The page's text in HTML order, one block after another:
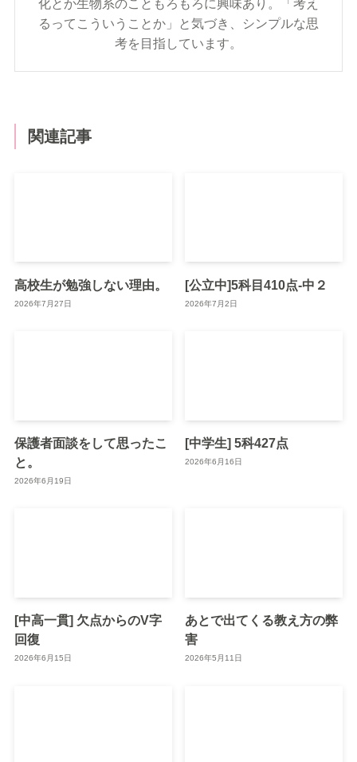
化とか生物系のこともろもろに興味あり。「考え
るってこういうことか」と気づき、シンプルな思
考を目指しています。
関連記事
高校生が勉強しない理由。
2026年7月27日
[公立中]5科目410点-中２
2026年7月2日
保護者面談をして思ったこ
と。
2026年6月19日
[中学生] 5科427点
2026年6月16日
[中高一貫] 欠点からのV字
回復
2026年6月15日
あとで出てくる教え方の弊
害
2026年5月11日